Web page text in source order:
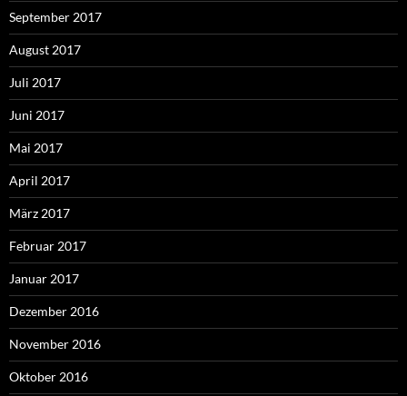
September 2017
August 2017
Juli 2017
Juni 2017
Mai 2017
April 2017
März 2017
Februar 2017
Januar 2017
Dezember 2016
November 2016
Oktober 2016